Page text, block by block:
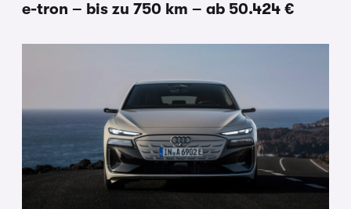
e-tron – bis zu 750 km – ab 50.424 €